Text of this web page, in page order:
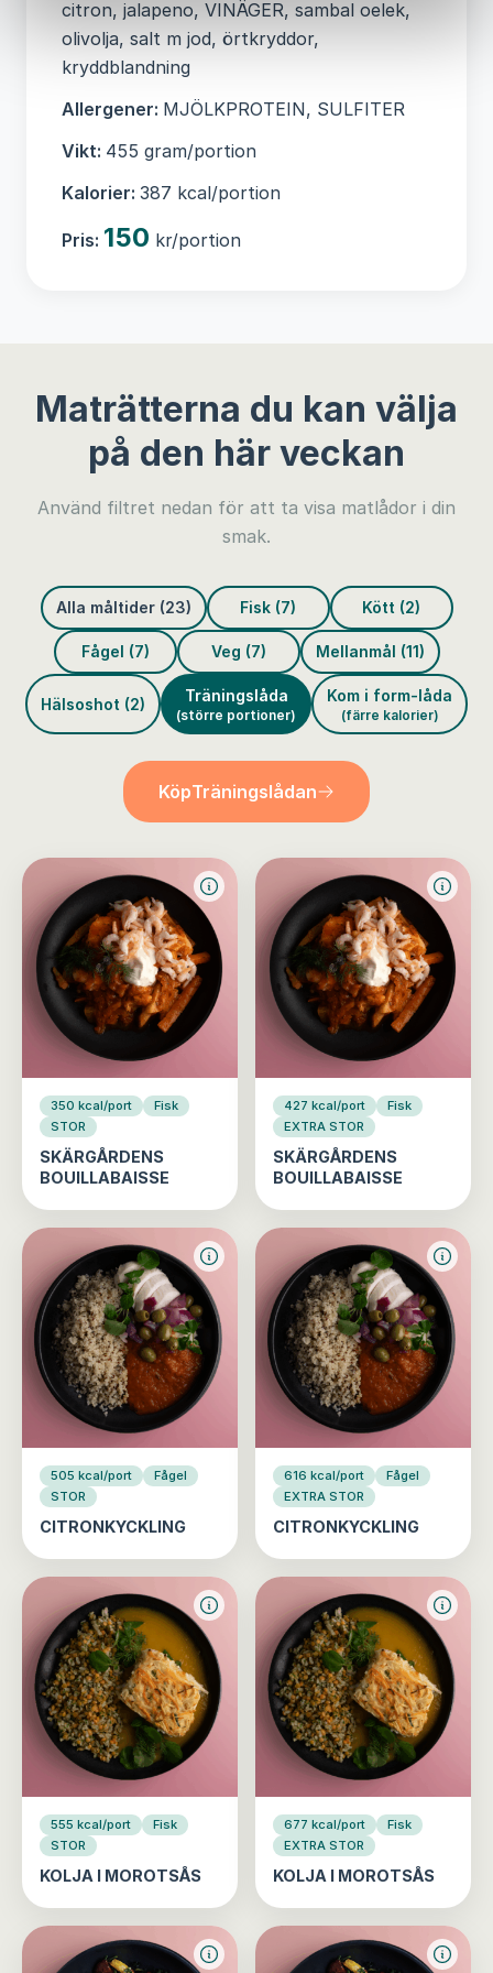
citron, jalapeno, VINÄGER, sambal oelek,
olivolja, salt m jod, örtkryddor,
kryddblandning
Allergener: MJÖLKPROTEIN, SULFITER
Vikt: 455 gram/portion
Kalorier: 387 kcal/portion
Pris: 150 kr/portion
Maträtterna du kan välja
på den här veckan
Använd filtret nedan för att ta visa matlådor i din
smak.
Alla måltider (23) Fisk (7) Kött (2)
Fågel (7) Veg (7) Mellanmål (11)
Hälsoshot (2) Träningslåda
(större portioner)
Kom i form-låda
(färre kalorier)
KöpTräningslådan
350 kcal/port
Fisk
STOR
SKÄRGÅRDENS
BOUILLABAISSE
427 kcal/port
Fisk
EXTRA STOR
SKÄRGÅRDENS
BOUILLABAISSE
505 kcal/port
Fågel
STOR
CITRONKYCKLING
616 kcal/port
Fågel
EXTRA STOR
CITRONKYCKLING
555 kcal/port
Fisk
STOR
KOLJA I MOROTSÅS
677 kcal/port
Fisk
EXTRA STOR
KOLJA I MOROTSÅS